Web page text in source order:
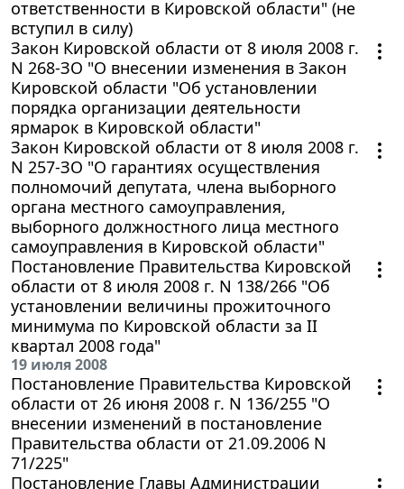
ответственности в Кировской области" (не
вступил в силу)
Закон Кировской области от 8 июля 2008 г.
N 268-ЗО "О внесении изменения в Закон
Кировской области "Об установлении
порядка организации деятельности
ярмарок в Кировской области"
Закон Кировской области от 8 июля 2008 г.
N 257-ЗО "О гарантиях осуществления
полномочий депутата, члена выборного
органа местного самоуправления,
выборного должностного лица местного
самоуправления в Кировской области"
Постановление Правительства Кировской
области от 8 июля 2008 г. N 138/266 "Об
установлении величины прожиточного
минимума по Кировской области за II
квартал 2008 года"
19 июля 2008
Постановление Правительства Кировской
области от 26 июня 2008 г. N 136/255 "О
внесении изменений в постановление
Правительства области от 21.09.2006 N
71/225"
Постановление Главы Администрации